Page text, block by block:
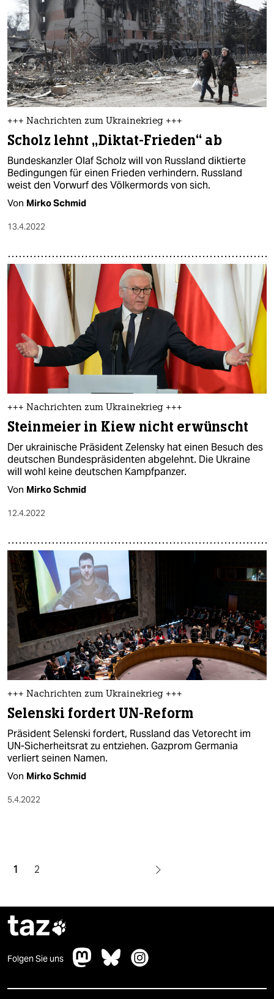
+++ Nachrichten zum Ukrainekrieg +++
Scholz lehnt „Diktat-Frieden“ ab
Bundeskanzler Olaf Scholz will von Russland diktierte
Bedingungen für einen Frieden verhindern. Russland
weist den Vorwurf des Völkermords von sich.
Von Mirko Schmid
13.4.2022
+++ Nachrichten zum Ukrainekrieg +++
Steinmeier in Kiew nicht erwünscht
Der ukrainische Präsident Zelensky hat einen Besuch des
deutschen Bundespräsidenten abgelehnt. Die Ukraine
will wohl keine deutschen Kampfpanzer.
Von Mirko Schmid
12.4.2022
+++ Nachrichten zum Ukrainekrieg +++
Selenski fordert UN-Reform
Präsident Selenski fordert, Russland das Vetorecht im
UN-Sicherheitsrat zu entziehen. Gazprom Germania
verliert seinen Namen.
Von Mirko Schmid
5.4.2022
1 2
taz
Folgen Sie uns